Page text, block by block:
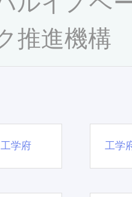
推進機構
学府 工学